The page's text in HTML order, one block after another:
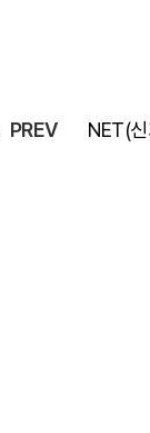
PREV
NET(